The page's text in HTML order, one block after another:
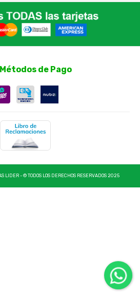
Métodos de Pago
LIDER - © TODOS LOS DERECHOS RESERVADOS 2025